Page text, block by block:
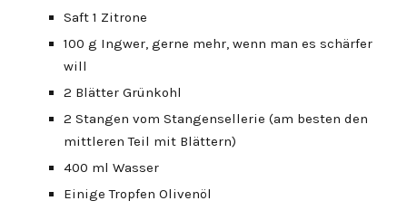
Saft 1 Zitrone
100 g Ingwer, gerne mehr, wenn man es schärfer
will
2 Blätter Grünkohl
2 Stangen vom Stangensellerie (am besten den
mittleren Teil mit Blättern)
400 ml Wasser
Einige Tropfen Olivenöl